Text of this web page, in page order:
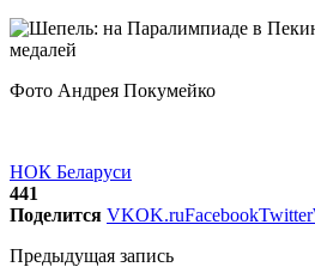
Фото Андрея Покумейко
НОК Беларуси
441
Поделится VKOK.ruFacebookTwitter
Предыдущая запись